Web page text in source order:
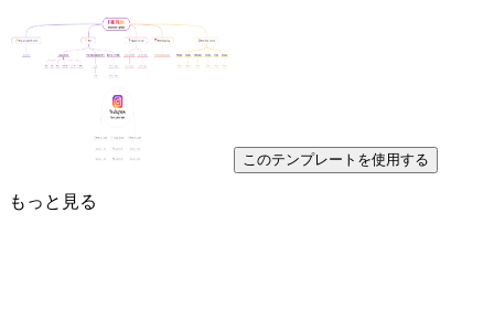
このテンプレートを使用する
もっと見る